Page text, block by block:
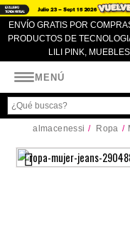
ENVÍO GRATIS POR
PRODUCTOS DE
LILI PINK,
MENÚ
almacenessi Ropa